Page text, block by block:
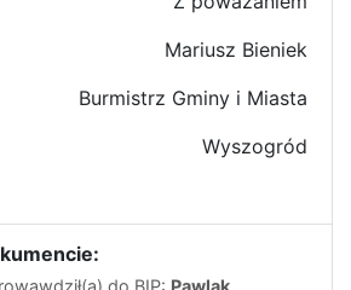
Mariusz Bieniek
Burmistrz Gminy i Miasta
Wyszogród
do BIP: Pawlak